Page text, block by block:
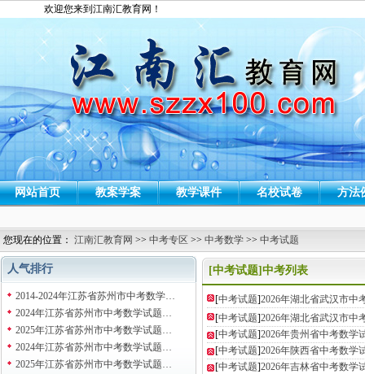
欢迎您来到江南汇教育网！
网站首页 教案学案 教学课件 名校试卷 方法
您现在的位置： 江南汇教育网 >> 中考专区 >> 中考数学 >> 中考试题
人气排行
2014-2024年江苏省苏州市中考数学…
2024年江苏省苏州市中考数学试题…
2025年江苏省苏州市中考数学试题…
2024年江苏省苏州市中考数学试题…
2025年江苏省苏州市中考数学试题…
[中考试题]中考列表
[中考试题]2026年湖北省武汉市中
[中考试题]2026年湖北省武汉市中
[中考试题]2026年贵州省中考数学
[中考试题]2026年陕西省中考数学
[中考试题]2026年吉林省中考数学